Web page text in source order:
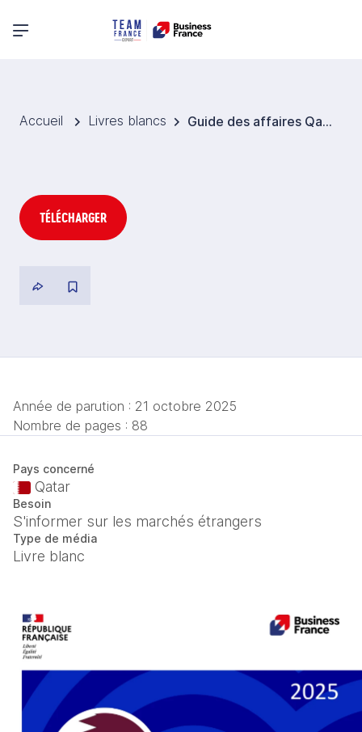
Menu principal
Accueil Livres blancs Guide des affaires Qatar
TÉLÉCHARGER
Année de parution : 21 octobre 2025
Nombre de pages : 88
Pays concerné
Qatar
Besoin
S'informer sur les marchés étrangers
Type de média
Livre blanc